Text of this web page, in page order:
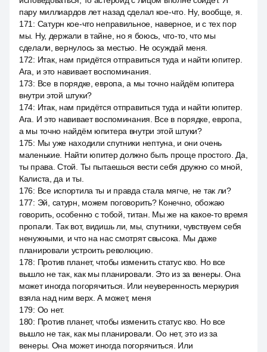
пару миллиардов лет назад сделал кое-что. Ну, вообще, я.
171 : Сатурн кое-что неправильное, наверное, и с тех пор
мы. Ну, держали в тайне, но я боюсь, что-то, что мы
сделали, вернулось за местью. Не осуждай меня.
172: Итак, нам придётся отправиться туда и найти юпитер.
Ага, и это навивает воспоминания.
173: Все в порядке, европа, а мы точно найдём юпитера
внутри этой штуки?
174: Итак, нам придётся отправиться туда и найти юпитер.
Ага. И это навивает воспоминания. Все в порядке, европа,
а мы точно найдём юпитера внутри этой штуки?
175: Мы уже находили спутники нептуна, и они очень
маленькие. Найти юпитер должно быть проще простого. Да,
ты права. Стой. Ты пытаешься вести себя дружно со мной,
Калиста, да и ты.
176: Все испортила ты и правда стала мягче, не так ли?
177: Эй, сатурн, можем поговорить? Конечно, обожаю
говорить, особенно с тобой, титан. Мы же на какое-то время
пропали. Так вот, видишь ли, мы, спутники, чувствуем себя
ненужными, и что на нас смотрят свысока. Мы даже
планировали устроить революцию.
178: Против планет, чтобы изменить статус кво. Но все
вышло не так, как мы планировали. Это из за венеры. Она
может иногда погорячиться. Или неуверенность меркурия
взяла над ним верх. А может, меня
179: Оо нет.
180: Против планет, чтобы изменить статус кво. Но все
вышло не так, как мы планировали. Оо нет, это из за
венеры. Она может иногда погорячиться. Или